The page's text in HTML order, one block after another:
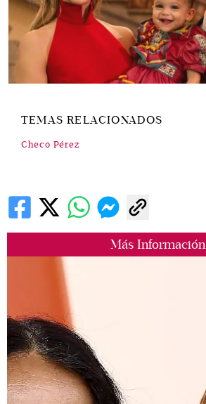
Más Información
TEMAS RELACIONADOS
Checo Pérez